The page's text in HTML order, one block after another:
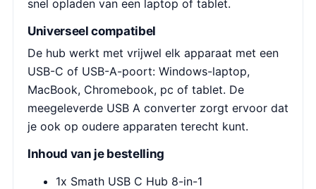
snel opladen van een laptop of tablet.
Universeel compatibel
De hub werkt met vrijwel elk apparaat met een
USB-C of USB-A-poort: Windows-laptop,
MacBook, Chromebook, pc of tablet. De
meegeleverde USB A converter zorgt ervoor dat
je ook op oudere apparaten terecht kunt.
Inhoud van je bestelling
1x Smath USB C Hub 8-in-1